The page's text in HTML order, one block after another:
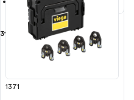
iega Pressgun 6
314,00 kr
1371